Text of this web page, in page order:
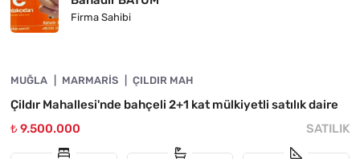
Firma Sahibi
YATIRIMA UYGUN
MUĞLA MARMARIS ÇILDIR MAH
Çildır Mahallesi'nde bahçeli 2+1 kat mülkiyetli satılık daire
₺ 9.500.000
SATILIK